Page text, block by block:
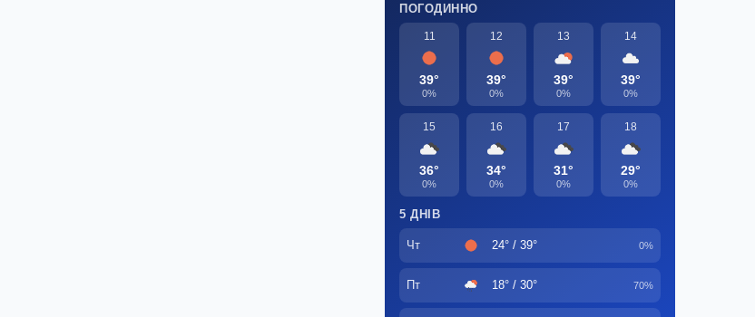
ПОГОДИННО
11
39°
0%
12
39°
0%
13
39°
0%
14
39°
0%
15
36°
0%
16
34°
0%
17
31°
0%
18
29°
0%
5 ДНІВ
Чт 24° / 39° 0%
Пт 18° / 30° 70%